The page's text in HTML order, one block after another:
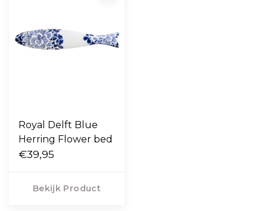
Royal Delft Blue
Herring Flower bed
€39,95
Bekijk Product